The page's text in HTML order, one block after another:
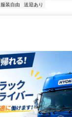
服装自由 送迎あり